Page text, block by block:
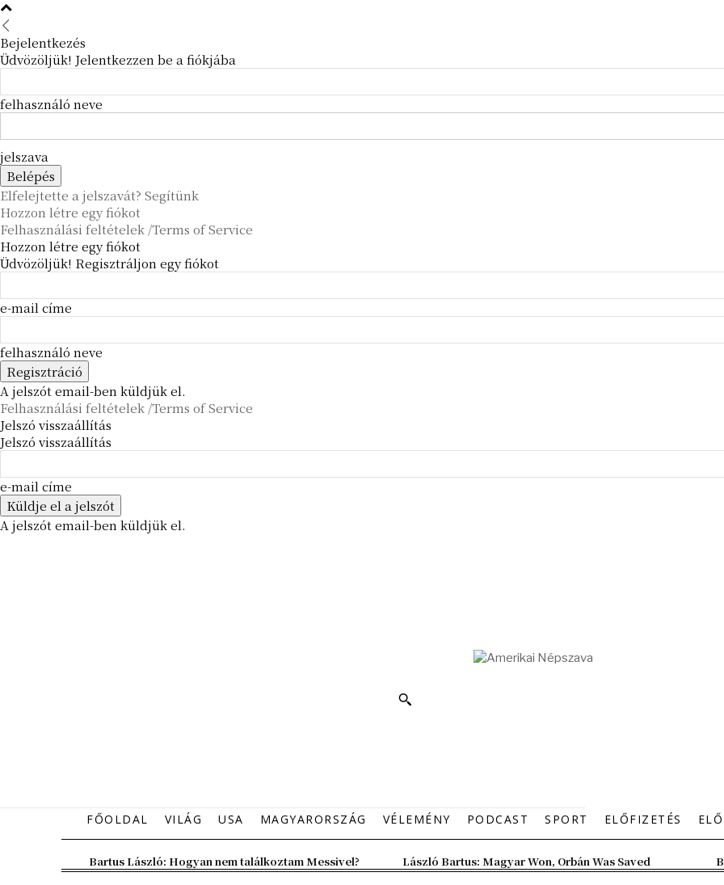
Bejelentkezés
Üdvözöljük! Jelentkezzen be a fiókjába
felhasználó neve
jelszava
Elfelejtette a jelszavát? Segítünk
Hozzon létre egy fiókot
Felhasználási feltételek /Terms of Service
Hozzon létre egy fiókot
Üdvözöljük! Regisztráljon egy fiókot
e-mail címe
felhasználó neve
A jelszót email-ben küldjük el.
Felhasználási feltételek /Terms of Service
Jelszó visszaállítás
Jelszó visszaállítás
e-mail címe
A jelszót email-ben küldjük el.
FŐOLDAL VILÁG USA MAGYARORSZÁG VÉLEMÉNY PODCAST SPORT ELŐFIZETÉS
Bartus László: Hogyan nem találkoztam Messivel? László Bartus: Magyar Won, Orbán Was Saved